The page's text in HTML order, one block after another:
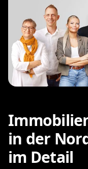
in der
im Detail